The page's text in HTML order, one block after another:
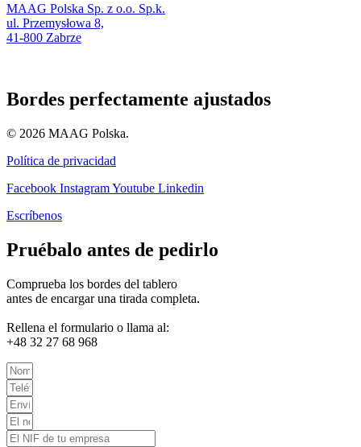
MAAG Polska Sp. z o.o. Sp.k.
ul. Przemysłowa 8,
41-800 Zabrze
Bordes perfectamente ajustados
© 2026 MAAG Polska.
Política de privacidad
Facebook InstagramYoutube Linkedin
Escríbenos
Pruébalo antes de pedirlo
Comprueba los bordes del tablero
antes de encargar una tirada completa.
Rellena el formulario o llama al:
+48 32 27 68 968